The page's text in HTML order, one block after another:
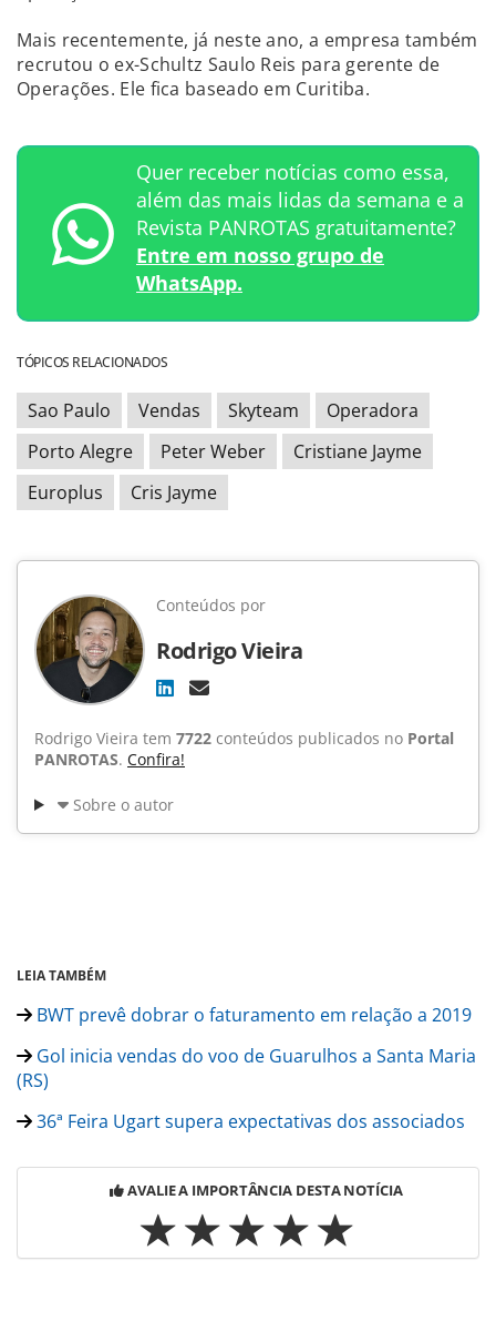
Mais recentemente, já neste ano, a empresa também
recrutou o ex-Schultz Saulo Reis para gerente de
Operações. Ele fica baseado em Curitiba.
Quer receber notícias como essa,
além das mais lidas da semana e a
Revista PANROTAS gratuitamente?
Entre em nosso grupo de
WhatsApp.
TÓPICOS RELACIONADOS
Sao Paulo Vendas Skyteam
Operadora
Porto Alegre
Peter Weber
Cristiane Jayme
Europlus
Cris Jayme
Conteúdos por
Rodrigo Vieira
Rodrigo Vieira tem 7722 conteúdos publicados no Portal
PANROTAS. Confira!
Sobre o autor
LEIA TAMBÉM
BWT prevê dobrar o faturamento em relação a 2019
Gol inicia vendas do voo de Guarulhos a Santa Maria
(RS)
36ª Feira Ugart supera expectativas dos associados
AVALIE A IMPORTÂNCIA DESTA NOTÍCIA